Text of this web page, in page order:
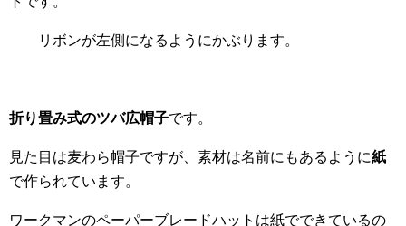
リボンが左側になるようにかぶります。
折り畳み式のツバ広帽子です。
見た目は麦わら帽子ですが、素材は名前にもあるように紙
で作られています。
ワークマンのペーパーブレードハットは紙でできているの